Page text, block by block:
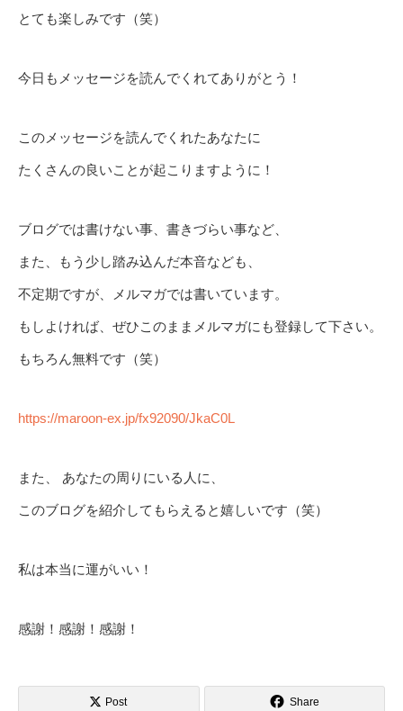
とても楽しみです（笑）
今日もメッセージを読んでくれてありがとう！
このメッセージを読んでくれたあなたに
たくさんの良いことが起こりますように！
ブログでは書けない事、書きづらい事など、
また、もう少し踏み込んだ本音なども、
不定期ですが、メルマガでは書いています。
もしよければ、ぜひこのままメルマガにも登録して下さい。
もちろん無料です（笑）
https://maroon-ex.jp/fx92090/JkaC0L
また、 あなたの周りにいる人に、
このブログを紹介してもらえると嬉しいです（笑）
私は本当に運がいい！
感謝！感謝！感謝！
Post Share